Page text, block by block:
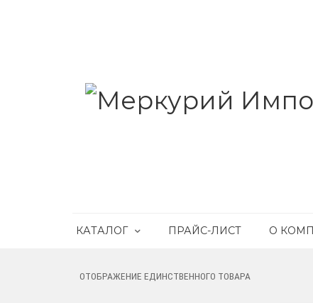
КАТАЛОГ ПРАЙС-ЛИСТ О
ОТОБРАЖЕНИЕ ЕДИНСТВЕННОГО ТОВАРА